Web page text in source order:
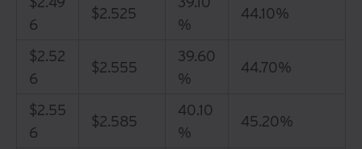
6
$2.525
%
44.10%
$2.52
6
$2.555
39.60
%
44.70%
$2.55
6
$2.585
40.10
%
45.20%